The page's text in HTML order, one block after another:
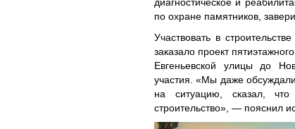
по охране памятников,
Участвовать в
заказало проект
Евгеньевской улицы до
участия. «Мы даже
на ситуацию, сказал,
строительство», — пояснил